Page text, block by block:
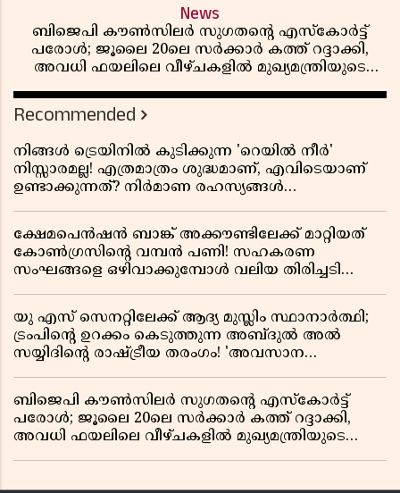
News
ബിജെപി കൗൺസിലർ സുഗതന്റെ എസ്‌കോർട്ട്
പരോൾ; ജൂലൈ 20ലെ സർക്കാർ കത്ത് റദ്ദാക്കി,
അവധി ഫയലിലെ വീഴ്ചകളിൽ മുഖ്യമന്ത്രിയുടെ
Recommended
നിങ്ങൾ ട്രെയിനിൽ കുടിക്കുന്ന 'റെയിൽ നീർ'
നിസ്സാരമല്ല! എത്രമാത്രം ശുദ്ധമാണ്, എവിടെയാണ്
ഉണ്ടാക്കുന്നത്? നിർമാണ രഹസ്യങ്ങൾ
ക്ഷേമപെൻഷൻ ബാങ്ക് അക്കൗണ്ടിലേക്ക് മാറ്റിയത്
കോൺഗ്രസിന്റെ വമ്പൻ പണി! സഹകരണ
സംഘങ്ങളെ ഒഴിവാക്കുമ്പോൾ വലിയ തിരിച്ചടി
യു എസ് സെനറ്റിലേക്ക് ആദ്യ മുസ്ലിം സ്ഥാനാർത്ഥി;
ട്രംപിന്റെ ഉറക്കം കെടുത്തുന്ന അബ്ദുൽ അൽ
സയ്യിദിന്റെ രാഷ്ട്രീയ തരംഗം! 'അവസാന
ബിജെപി കൗൺസിലർ സുഗതന്റെ എസ്‌കോർട്ട്
പരോൾ; ജൂലൈ 20ലെ സർക്കാർ കത്ത് റദ്ദാക്കി,
അവധി ഫയലിലെ വീഴ്ചകളിൽ മുഖ്യമന്ത്രിയുടെ